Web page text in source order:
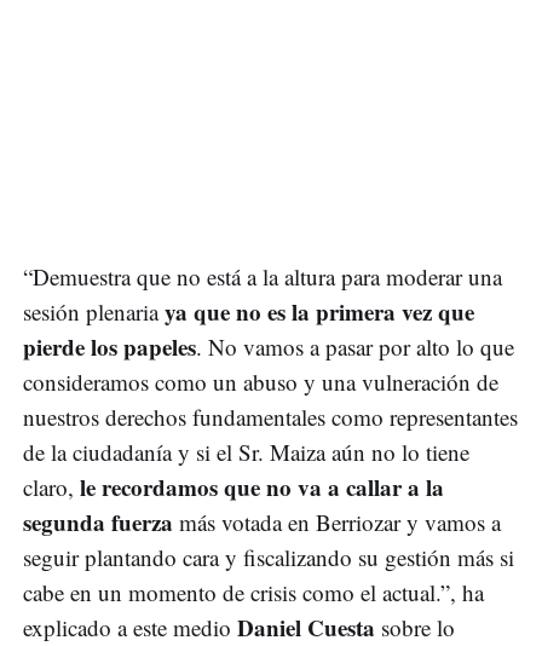
“Demuestra que no está a la altura para moderar una
sesión plenariaya que no es la primera vez que
pierde los papeles. No vamos a pasar por alto lo que
consideramos como un abuso y una vulneración de
nuestros derechos fundamentales como representantes
de la ciudadanía y si el Sr. Maiza aún no lo tiene
claro, le recordamos que no va a callar a la
segunda fuerza más votada en Berriozar y vamos a
seguir plantando cara y fiscalizando su gestión más si
cabe en un momento de crisis como el actual.”, ha
explicado a este medio Daniel Cuesta sobre lo